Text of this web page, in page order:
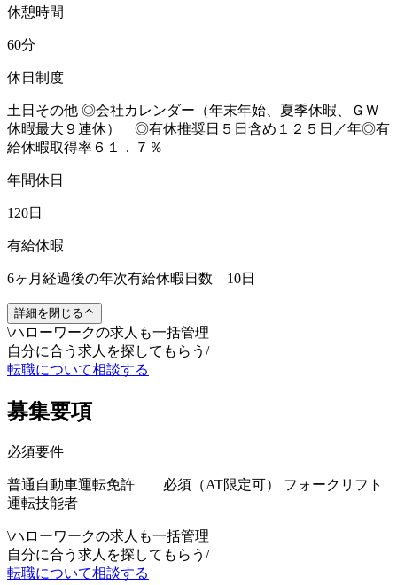
休憩時間
60分
休日制度
土日その他 ◎会社カレンダー（年末年始、夏季休暇、ＧＷ
休暇最大９連休） ◎有休推奨日５日含め１２５日／年◎有
給休暇取得率６１．７％
年間休日
120日
有給休暇
6ヶ月経過後の年次有給休暇日数 10日
詳細を閉じる
\ハローワークの求人も一括管理
自分に合う求人を探してもらう /
転職について相談する
募集要項
必須要件
普通自動車運転免許 必須（AT限定可） フォークリフト
運転技能者
\ハローワークの求人も一括管理
自分に合う求人を探してもらう /
転職について相談する